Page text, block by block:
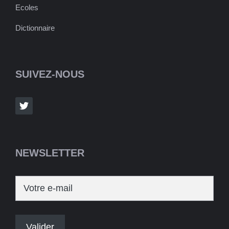
Ecoles
Dictionnaire
SUIVEZ-NOUS
NEWSLETTER